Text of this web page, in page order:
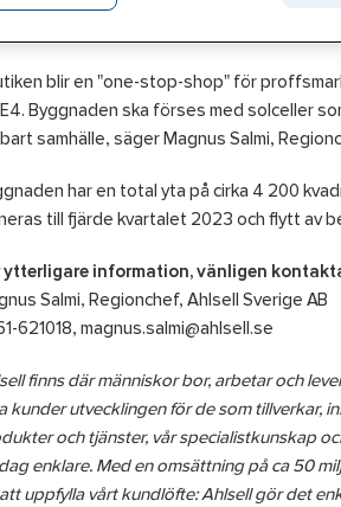
skydds- och profilkläder samt
blir en "one-stop-shop" för
Byggnaden ska förses med solceller
samhälle, säger Magnus Salmi,
har en total yta på cirka 4 200
till fjärde kvartalet 2023 och flytt av
ytterligare information, vänligen
Salmi, Regionchef, Ahlsell Sverige AB
621018, magnus.salmi@ahlsell.se
finns där människor bor, arbetar och
kunder utvecklingen för de som tillverkar,
och tjänster, vår specialistkunskap
enklare. Med en omsättning på ca 50
uppfylla vårt kundlöfte: Ahlsell gör det